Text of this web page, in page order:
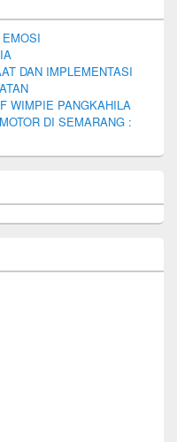
DAN IMPLEMENTASI
WIMPIE PANGKAHILA
DI SEMARANG :